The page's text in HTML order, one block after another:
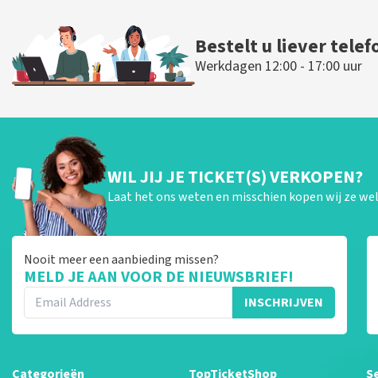
Bestelt u liever
Werkdagen 12:00 - 17:00 uur
WIL JIJ JE TICKET(S) VERKOPEN?
Laat het ons weten en misschien kopen wij ze
Nooit meer een aanbieding missen?
MELD JE AAN VOOR DE NIEUWSBRIEF!
INSCHRIJVEN
Categorieën TopTicketShop